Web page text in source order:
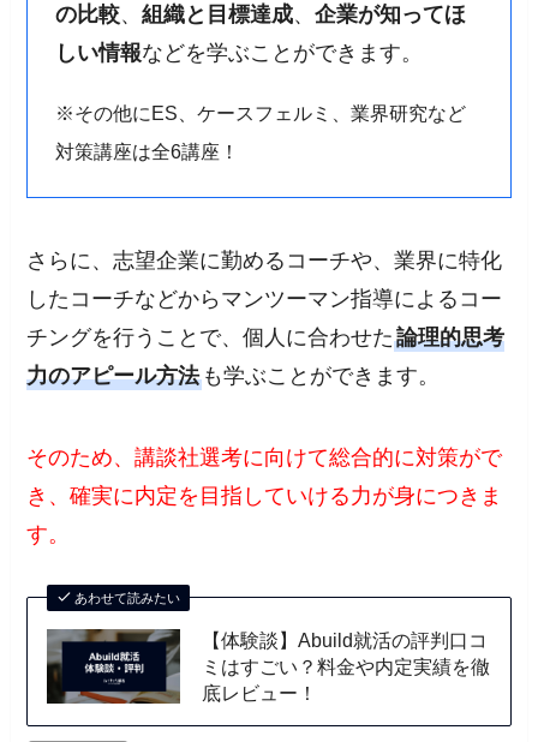
の比較、 組織と目標達成、 企業が知ってほ
しい情報などを学ぶことができます。
※その他にES、ケースフェルミ、業界研究など
対策講座は全6講座！
さらに、志望企業に勤めるコーチや、業界に特化
したコーチなどからマンツーマン指導によるコー
チングを行うことで、個人に合わせた論理的思考
力のアピール方法 も学ぶことができます。
そのため、講談社選考に向けて総合的に対策がで
き、確実に内定を目指していける力が身につきま
す。
あわせて読みたい
【体験談】Abuild就活の評判口コ
ミはすごい？料金や内定実績を徹
底レビュー！